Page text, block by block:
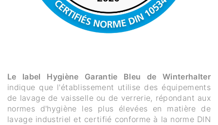
Le label Hygiène Garantie Bleu de Winterhalter
indique que l'établissement utilise des équipements
de lavage de vaisselle ou de verrerie, répondant aux
normes d'hygiène les plus élevées en matière de
lavage industriel et certifié conforme à la norme DIN